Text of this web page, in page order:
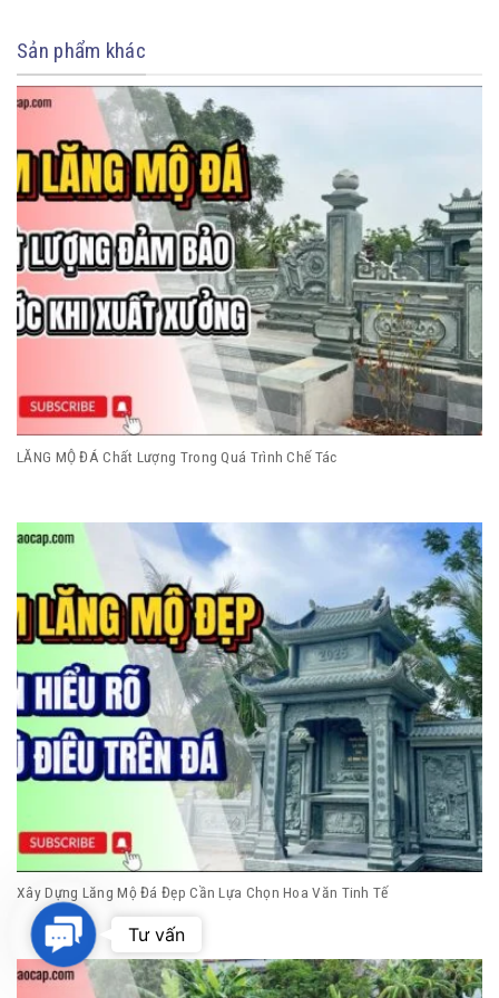
Sản phẩm khác
LĂNG MỘ ĐÁ Chất Lượng Trong Quá Trình Chế Tác
Xây Dựng Lăng Mộ Đá Đẹp Cần Lựa Chọn Hoa Văn Tinh Tế
Contact
Us
Tư vấn